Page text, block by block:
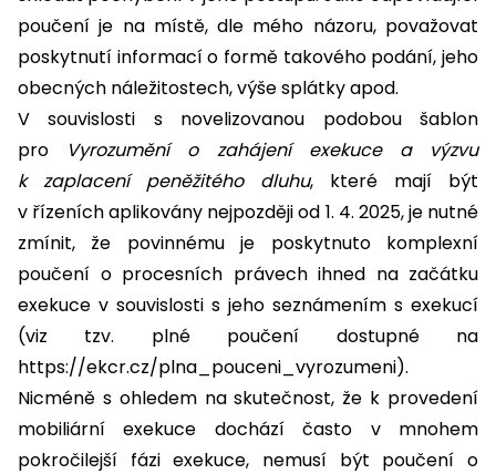
poučení je na místě, dle mého názoru, považovat
poskytnutí informací o formě takového podání, jeho
obecných náležitostech, výše splátky apod.
V souvislosti s novelizovanou podobou šablon
pro
Vyrozumění o zahájení exekuce a výzvu
k zaplacení peněžitého dluhu, které mají být
v řízeních aplikovány nejpozději od 1. 4. 2025,je nutné
zmínit, že povinnému je poskytnuto komplexní
poučení o procesních právech ihned na začátku
exekuce v souvislosti s jeho seznámením s exekucí
(viz tzv. plné poučení dostupné na
https://ekcr.cz/plna_pouceni_vyrozumeni).
Nicméně s ohledem na skutečnost, že k provedení
mobiliární exekuce dochází často v mnohem
pokročilejší fázi exekuce, nemusí být poučení o